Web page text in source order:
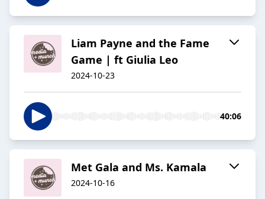
Liam Payne and the Fame
Game | ft Giulia Leo
2024-10-23
40:06
Met Gala and Ms. Kamala
2024-10-16